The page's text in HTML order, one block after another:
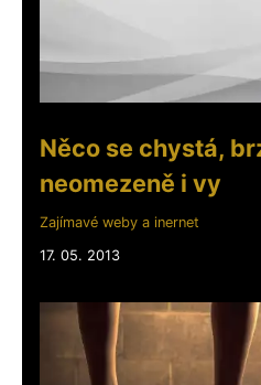
Něco se chystá,
neomezeně i vy
Zajímavé weby a inernet
17. 05. 2013